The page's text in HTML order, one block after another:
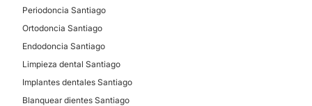
Periodoncia Santiago
Ortodoncia Santiago
Endodoncia Santiago
Limpieza dental Santiago
Implantes dentales Santiago
Blanquear dientes Santiago